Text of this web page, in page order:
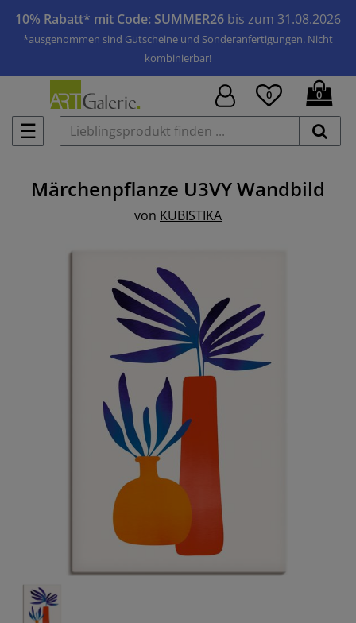
10% Rabatt* mit Code: SUMMER26 bis zum 31.08.2026
*ausgenommen sind Gutscheine und Sonderanfertigungen. Nicht
kombinierbar!
☰
0 0
Märchenpflanze U3VYWandbild
von KUBISTIKA